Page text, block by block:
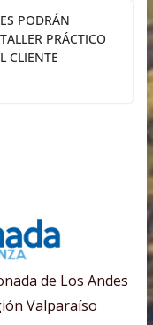
PODRÁN
PRÁCTICO
CLIENTE
de Los Andes
Valparaíso